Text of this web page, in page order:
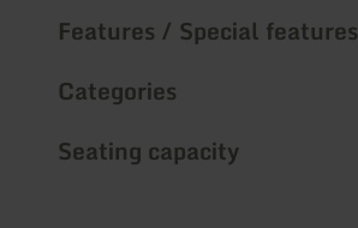
Features / Special features
Categories
Seating capacity